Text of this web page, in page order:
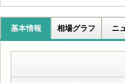
基本情報 相場グラフ ニ